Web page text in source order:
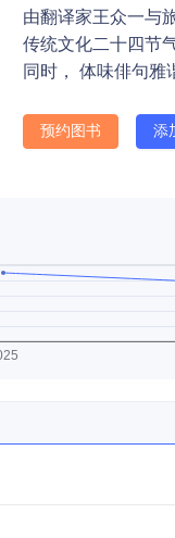
由翻译家王众一与
传统文化二十四节
同时， 体味俳句雅
预约图书 添